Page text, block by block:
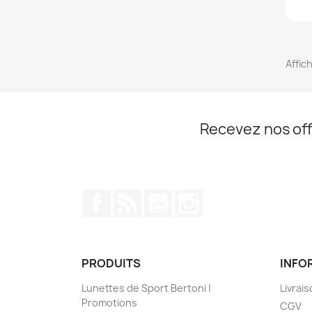
Recevez nos
PRODUITS
Lunettes de Sport Bertoni |
Promotions
CGV